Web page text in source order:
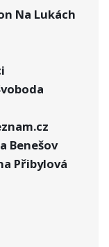
Na Lukách
Benešov
Přibylová